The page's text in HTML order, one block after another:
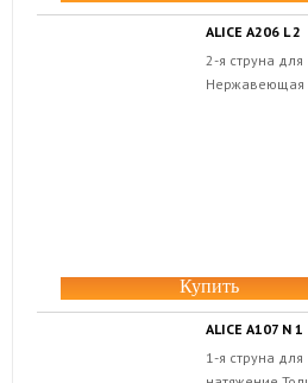
ALICE A206 L 2
2-я струна для
Нержавеющая
Купить
ALICE A107 N 1
1-я струна